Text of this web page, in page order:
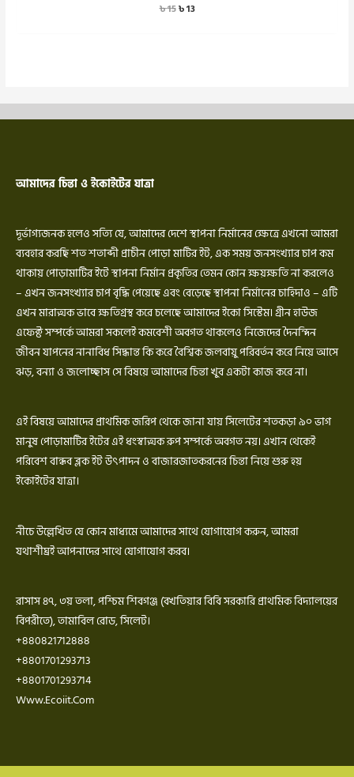
৳15৳13
আমাদের চিন্তা ও ইকোইটের যাত্রা
দূর্ভাগ্যজনক হলেও সত্যি যে, আমাদের দেশে স্থাপনা নির্মানের ক্ষেত্রে এখনো আমরা
ব্যবহার করছি শত শতাব্দী প্রাচীন পোড়া মাটির ইট, এক সময় জনসংখ্যার চাপ কম
থাকায় পোড়ামাটির ইটে স্থাপনা নির্মান প্রকৃতির তেমন কোন ক্ষয়ক্ষতি না করলেও
– এখন জনসংখ্যার চাপ বৃদ্ধি পেয়েছে এবং বেড়েছে স্থাপনা নির্মানের চাহিদাও – এটি
এখন মারাত্মক ভাবে ক্ষতিগ্রস্থ করে চলেছে আমাদের ইকো সিস্টেম। গ্রীন হাউজ
এফেক্ট সম্পর্কে আমরা সকলেই কমবেশী অবগত থাকলেও নিজেদের দৈনন্দিন
জীবন যাপনের নানাবিধ সিদ্ধান্ত কি করে বৈশ্বিক জলবায়ু পরিবর্তন করে নিয়ে আসে
ঝড়, বন্যা ও জলোচ্ছাস সে বিষয়ে আমাদের চিন্তা খুব একটা কাজ করে না।
এই বিষয়ে আমাদের প্রাথমিক জরিপ থেকে জানা যায় সিলেটের শতকড়া ৯০ ভাগ
মানুষ পোড়ামাটির ইটের এই ধংস্বাত্মক রুপ সম্পর্কে অবগত নয়। এখান থেকেই
পরিবেশ বান্ধব ব্লক ইট উৎপাদন ও বাজারজাতকরনের চিন্তা নিয়ে শুরু হয়
ইকোইটের যাত্রা।
নীচে উল্লেখিত যে কোন মাধ্যমে আমাদের সাথে যোগাযোগ করুন, আমরা
যথাশীঘ্রই আপনাদের সাথে যোগাযোগ করব।
রাসাস ৪৭, ৩য় তলা, পশ্চিম শিবগঞ্জ (বখতিয়ার বিবি সরকারি প্রাথমিক বিদ্যালয়ের
বিপরীতে), তামাবিল রোড, সিলেট।
+880821712888
+8801701293713
+8801701293714
Www.ecoiit.com